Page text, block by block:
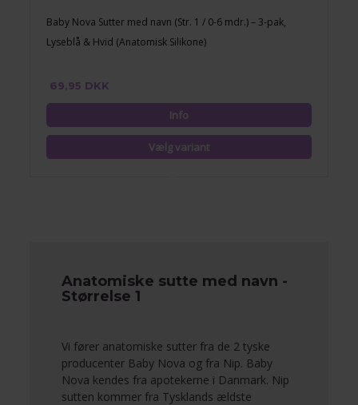
Baby Nova Sutter med navn (Str. 1 / 0-6 mdr.) – 3-pak,
Lyseblå & Hvid (Anatomisk Silikone)
69,95 DKK
Anatomiske sutte med navn -
Størrelse 1
Vi fører anatomiske sutter fra de 2 tyske
producenter Baby Nova og fra Nip. Baby
Nova kendes fra apotekerne i Danmark. Nip
sutten kommer fra Tysklands ældste